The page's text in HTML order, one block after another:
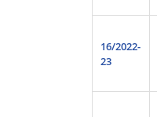
16/2022-
23